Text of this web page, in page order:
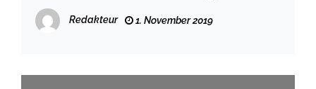
weiteren Städten
Redakteur 1. November 2019